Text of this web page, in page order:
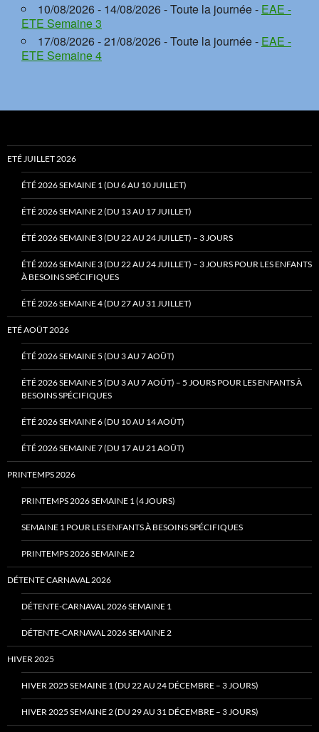
10/08/2026 - 14/08/2026 - Toute la journée - EAE -
ETE Semaine 3
17/08/2026 - 21/08/2026 - Toute la journée - EAE -
ETE Semaine 4
ETÉ JUILLET 2026
ÉTÉ 2026 SEMAINE 1 (DU 6 AU 10 JUILLET)
ÉTÉ 2026 SEMAINE 2 (DU 13 AU 17 JUILLET)
ÉTÉ 2026 SEMAINE 3 (DU 22 AU 24 JUILLET) – 3 JOURS
ÉTÉ 2026 SEMAINE 3 (DU 22 AU 24 JUILLET) – 3 JOURS POUR LES ENFANTS
À BESOINS SPÉCIFIQUES
ÉTÉ 2026 SEMAINE 4 (DU 27 AU 31 JUILLET)
ETÉ AOÛT 2026
ÉTÉ 2026 SEMAINE 5 (DU 3 AU 7 AOÛT)
ÉTÉ 2026 SEMAINE 5 (DU 3 AU 7 AOÛT) – 5 JOURS POUR LES ENFANTS À
BESOINS SPÉCIFIQUES
ÉTÉ 2026 SEMAINE 6 (DU 10 AU 14 AOÛT)
ÉTÉ 2026 SEMAINE 7 (DU 17 AU 21 AOÛT)
PRINTEMPS 2026
PRINTEMPS 2026 SEMAINE 1 (4 JOURS)
SEMAINE 1 POUR LES ENFANTS À BESOINS SPÉCIFIQUES
PRINTEMPS 2026 SEMAINE 2
DÉTENTE CARNAVAL 2026
DÉTENTE-CARNAVAL 2026 SEMAINE 1
DÉTENTE-CARNAVAL 2026 SEMAINE 2
HIVER 2025
HIVER 2025 SEMAINE 1 (DU 22 AU 24 DÉCEMBRE – 3 JOURS)
HIVER 2025 SEMAINE 2 (DU 29 AU 31 DÉCEMBRE – 3 JOURS)